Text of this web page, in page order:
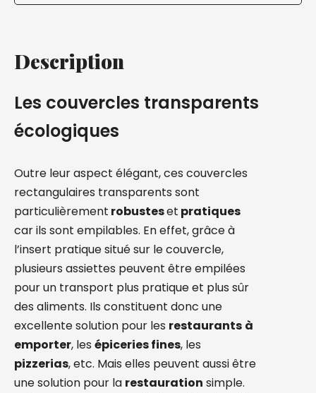
Description
Les couvercles transparents
écologiques
Outre leur aspect élégant, ces couvercles
rectangulaires transparents sont
particulièrement robusteset pratiques
car ils sont empilables. En effet, grâce à
l’insert pratique situé sur le couvercle,
plusieurs assiettes peuvent être empilées
pour un transport plus pratique et plus sûr
des aliments. Ils constituent donc une
excellente solution pour les restaurants à
emporter, les épiceries fines, les
pizzerias, etc. Mais elles peuvent aussi être
une solution pour la restauration simple.